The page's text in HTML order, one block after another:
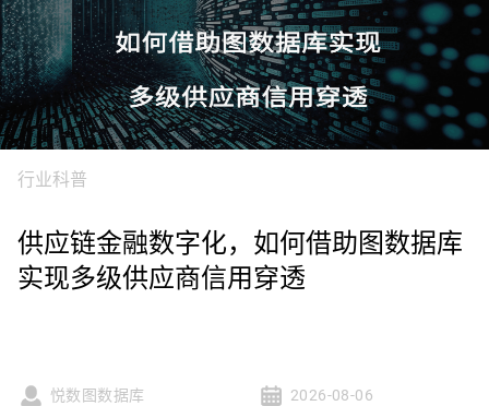
行业科普
供应链金融数字化，如何借助图数据库
实现多级供应商信用穿透
悦数图数据库 2026-08-06